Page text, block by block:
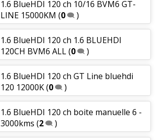
1.6 BlueHDI 120 ch 10/16 BVM6 GT-
LINE 15000KM (0 )
1.6 BlueHDI 120 ch 1.6 BLUEHDI
120CH BVM6 ALL(0 )
1.6 BlueHDI 120 ch GT Line bluehdi
120 12000K(0 )
1.6 BlueHDI 120 ch boite manuelle 6 -
3000kms (2 )